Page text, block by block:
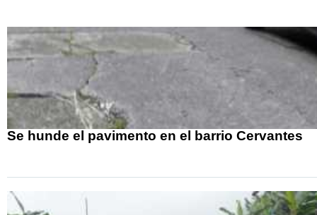
Se hunde el pavimento en el barrio Cervantes